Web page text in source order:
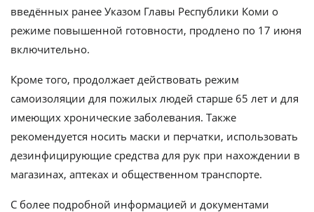
введённых ранее Указом Главы Республики Коми о
режиме повышенной готовности, продлено по 17 июня
включительно.
Кроме того, продолжает действовать режим
самоизоляции для пожилых людей старше 65 лет и для
имеющих хронические заболевания. Также
рекомендуется носить маски и перчатки, использовать
дезинфицирующие средства для рук при нахождении в
магазинах, аптеках и общественном транспорте.
С более подробной информацией и документами